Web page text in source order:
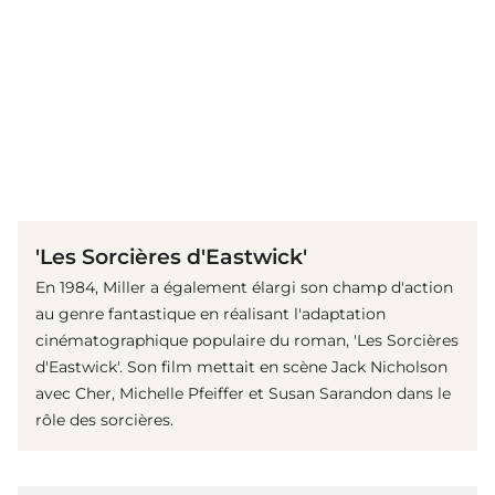
'Les Sorcières d'Eastwick'
En 1984, Miller a également élargi son champ d'action
au genre fantastique en réalisant l'adaptation
cinématographique populaire du roman, 'Les Sorcières
d'Eastwick'. Son film mettait en scène Jack Nicholson
avec Cher, Michelle Pfeiffer et Susan Sarandon dans le
rôle des sorcières.